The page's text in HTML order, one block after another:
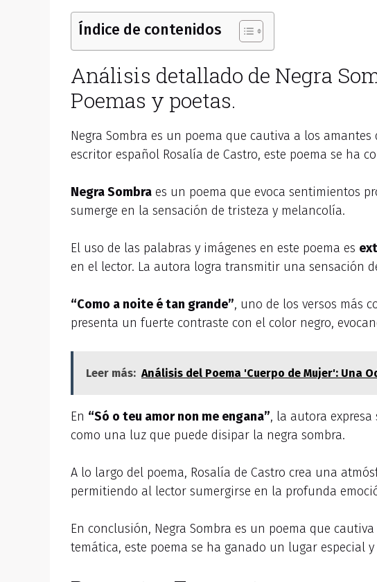
Índice de contenidos
Análisis detallado de Negra
Poemas y poetas.
Negra Sombra es un poema que cautiva a los
escritor español Rosalía de Castro, este poema se ha
Negra Sombra es un poema que evoca sentimientos
sumerge en la sensación de tristeza y melancolía.
El uso de las palabras y imágenes en este poema es
en el lector. La autora logra transmitir una sensación
“Como a noite é tan grande”, uno de los versos más
presenta un fuerte contraste con el color negro,
Leer más: Análisis del Poema 'Cuerpo de Mujer': Una
En “Só o teu amor non me engana”, la autora
como una luz que puede disipar la negra sombra.
A lo largo del poema, Rosalía de Castro crea una
permitiendo al lector sumergirse en la profunda
En conclusión, Negra Sombra es un poema que
temática, este poema se ha ganado un lugar especial